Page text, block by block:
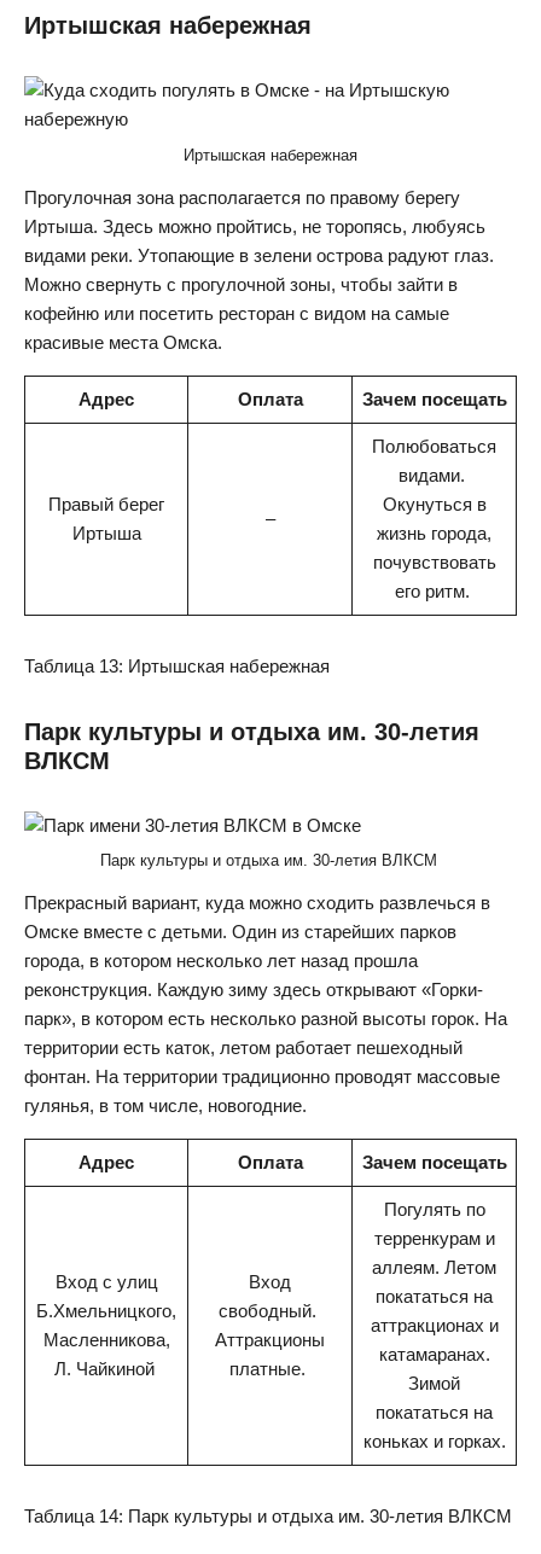
Иртышская набережная
Иртышская набережная
Прогулочная зона располагается по правому берегу
Иртыша. Здесь можно пройтись, не торопясь, любуясь
видами реки. Утопающие в зелени острова радуют глаз.
Можно свернуть с прогулочной зоны, чтобы зайти в
кофейню или посетить ресторан с видом на самые
красивые места Омска.
Адрес Оплата Зачем посещать
Правый берег
Иртыша
–
Полюбоваться
видами.
Окунуться в
жизнь города,
почувствовать
его ритм.
Таблица 13: Иртышская набережная
Парк культуры и отдыха им. 30-летия
ВЛКСМ
Парк культуры и отдыха им. 30-летия ВЛКСМ
Прекрасный вариант, куда можно сходить развлечься в
Омске вместе с детьми. Один из старейших парков
города, в котором несколько лет назад прошла
реконструкция. Каждую зиму здесь открывают «Горки-
парк», в котором есть несколько разной высоты горок. На
территории есть каток, летом работает пешеходный
фонтан. На территории традиционно проводят массовые
гулянья, в том числе, новогодние.
Адрес Оплата Зачем посещать
Вход с улиц
Б.Хмельницкого,
Масленникова,
Л. Чайкиной
Вход
свободный.
Аттракционы
платные.
Погулять по
терренкурам и
аллеям. Летом
покататься на
аттракционах и
катамаранах.
Зимой
покататься на
коньках и горках.
Таблица 14: Парк культуры и отдыха им. 30-летия ВЛКСМ